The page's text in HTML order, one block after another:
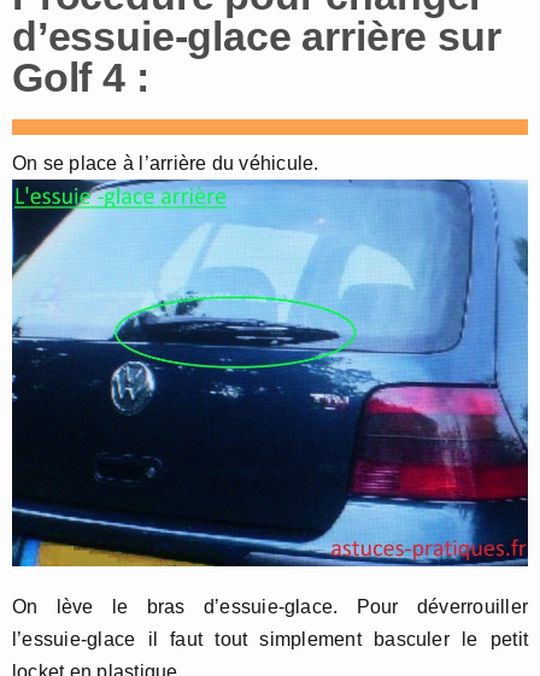
d’essuie-glace arrière sur
Golf 4 :
On se place à l’arrière du véhicule.
On lève le bras d’essuie-glace. Pour déverrouiller
l’essuie-glace il faut tout simplement basculer le petit
locket en plastique.